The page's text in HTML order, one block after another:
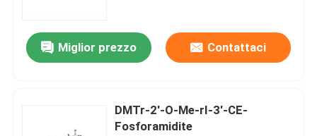
Prodotti
Miglior prezzo Contattaci
DMTr-2'-O-Me-rI-3'-CE-
Fosforamidite